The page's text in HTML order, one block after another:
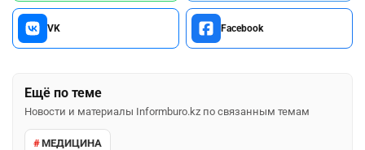
VK Facebook
Ещё по теме
Новости и материалы Informburo.kz по связанным темам
МЕДИЦИНА